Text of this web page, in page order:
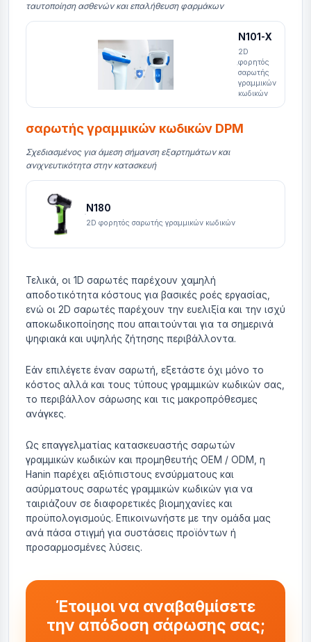
ταυτοποίηση ασθενών και επαλήθευση φαρμάκων
Ν101-Χ
2D
φορητός
σαρωτής
γραμμικών
κωδικών
σαρωτής γραμμικών κωδικών DPM
Σχεδιασμένος για άμεση σήμανση εξαρτημάτων και
ανιχνευτικότητα στην κατασκευή
N180
2D φορητός σαρωτής γραμμικών κωδικών
Τελικά, οι 1D σαρωτές παρέχουν χαμηλή
αποδοτικότητα κόστους για βασικές ροές εργασίας,
ενώ οι 2D σαρωτές παρέχουν την ευελιξία και την ισχύ
αποκωδικοποίησης που απαιτούνται για τα σημερινά
ψηφιακά και υψηλής ζήτησης περιβάλλοντα.
Εάν επιλέγετε έναν σαρωτή, εξετάστε όχι μόνο το
κόστος αλλά και τους τύπους γραμμικών κωδικών σας,
το περιβάλλον σάρωσης και τις μακροπρόθεσμες
ανάγκες.
Ως επαγγελματίας κατασκευαστής σαρωτών
γραμμικών κωδικών και προμηθευτής OEM / ODM, η
Hanin παρέχει αξιόπιστους ενσύρματους και
ασύρματους σαρωτές γραμμικών κωδικών για να
ταιριάζουν σε διαφορετικές βιομηχανίες και
προϋπολογισμούς. Επικοινωνήστε με την ομάδα μας
ανά πάσα στιγμή για συστάσεις προϊόντων ή
προσαρμοσμένες λύσεις.
Έτοιμοι να αναβαθμίσετε
την απόδοση σάρωσης σας;